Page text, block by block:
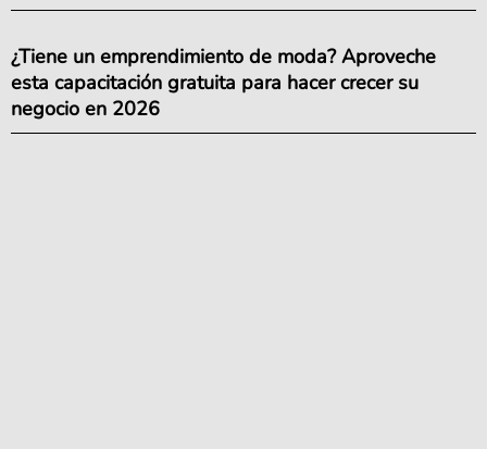
¿Tiene un emprendimiento de moda? Aproveche
esta capacitación gratuita para hacer crecer su
negocio en 2026